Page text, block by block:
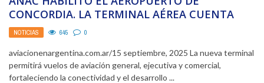
CONCORDIA. LA TERMINAL AÉREA CUENTA
CON UNA PISTA DE 2.000MTS ...
NOTICIAS 645 0
aviacionenargentina.com.ar/15 septiembre, 2025 La nueva terminal
permitirá vuelos de aviación general, ejecutiva y comercial,
fortaleciendo la conectividad y el desarrollo ...